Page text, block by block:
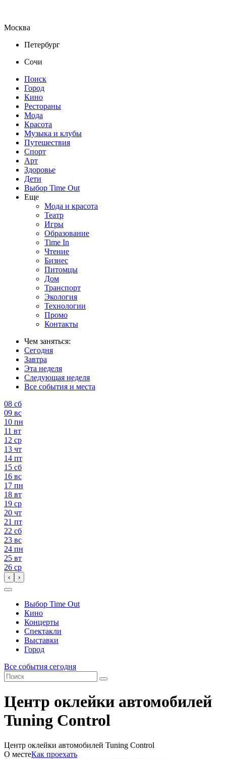
Москва
Петербург
Сочи
Поиск
Город
Кино
Рестораны
Мода
Красота
Музыка и клубы
Путешествия
Спорт
Арт
Здоровье
Дети
Выбор Time Out
Еще
Мода и красота
Театр
Игры
Образование
Time In
Чтение
Бизнес
Питомцы
Дом
Транспорт
Экология
Технологии
Промо
Контакты
Чем заняться:
Сегодня
Завтра
Эта неделя
Следующая неделя
Все события и места
08 сб
09 вс
10 пн
11 вт
12 ср
13 чт
14 пт
15 сб
16 вс
17 пн
18 вт
19 ср
20 чт
21 пт
22 сб
23 вс
24 пн
25 вт
26 ср
‹ ›
Выбор Time Out
Кино
Концерты
Спектакли
Выставки
Город
Все события сегодня
Центр оклейки автомобилей
Tuning Control
Центр оклейки автомобилей Tuning Control
О местеКак проехать